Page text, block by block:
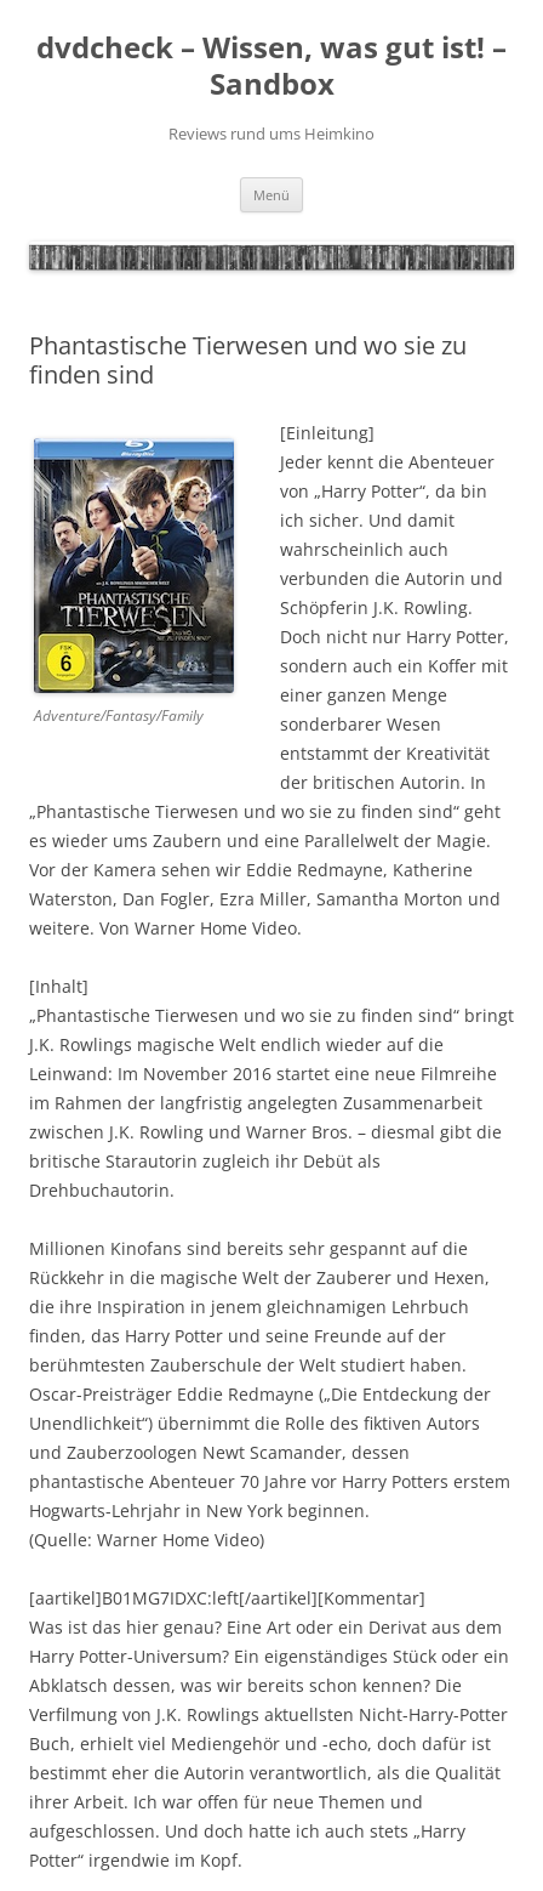
springen
dvdcheck – Wissen, was gut ist! –
Sandbox
Reviews rund ums Heimkino
Menü
Phantastische Tierwesen und wo sie zu
finden sind
Adventure/Fantasy/Family
[Einleitung]
Jeder kennt die Abenteuer
von „Harry Potter“, da bin
ich sicher. Und damit
wahrscheinlich auch
verbunden die Autorin und
Schöpferin J.K. Rowling.
Doch nicht nur Harry Potter,
sondern auch ein Koffer mit
einer ganzen Menge
sonderbarer Wesen
entstammt der Kreativität
der britischen Autorin. In
„Phantastische Tierwesen und wo sie zu finden sind“ geht
es wieder ums Zaubern und eine Parallelwelt der Magie.
Vor der Kamera sehen wir Eddie Redmayne, Katherine
Waterston, Dan Fogler, Ezra Miller, Samantha Morton und
weitere. Von Warner Home Video.
[Inhalt]
„Phantastische Tierwesen und wo sie zu finden sind“ bringt
J.K. Rowlings magische Welt endlich wieder auf die
Leinwand: Im November 2016 startet eine neue Filmreihe
im Rahmen der langfristig angelegten Zusammenarbeit
zwischen J.K. Rowling und Warner Bros. – diesmal gibt die
britische Starautorin zugleich ihr Debüt als
Drehbuchautorin.
Millionen Kinofans sind bereits sehr gespannt auf die
Rückkehr in die magische Welt der Zauberer und Hexen,
die ihre Inspiration in jenem gleichnamigen Lehrbuch
finden, das Harry Potter und seine Freunde auf der
berühmtesten Zauberschule der Welt studiert haben.
Oscar-Preisträger Eddie Redmayne („Die Entdeckung der
Unendlichkeit“) übernimmt die Rolle des fiktiven Autors
und Zauberzoologen Newt Scamander, dessen
phantastische Abenteuer 70 Jahre vor Harry Potters erstem
Hogwarts-Lehrjahr in New York beginnen.
(Quelle: Warner Home Video)
[aartikel]B01MG7IDXC:left[/aartikel][Kommentar]
Was ist das hier genau? Eine Art oder ein Derivat aus dem
Harry Potter-Universum? Ein eigenständiges Stück oder ein
Abklatsch dessen, was wir bereits schon kennen? Die
Verfilmung von J.K. Rowlings aktuellsten Nicht-Harry-Potter
Buch, erhielt viel Mediengehör und -echo, doch dafür ist
bestimmt eher die Autorin verantwortlich, als die Qualität
ihrer Arbeit. Ich war offen für neue Themen und
aufgeschlossen. Und doch hatte ich auch stets „Harry
Potter“ irgendwie im Kopf.